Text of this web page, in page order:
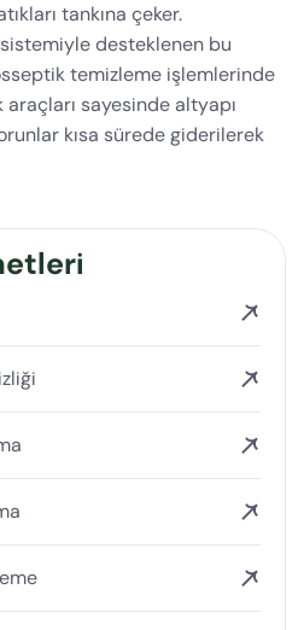
tankına çeker.
desteklenen bu
temizleme işlemlerinde
araçları sayesinde altyapı
kısa sürede giderilerek